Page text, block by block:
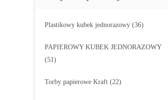
Plastikowy kubek jednorazowy (36)
PAPIEROWY KUBEK JEDNORAZOWY
(51)
Torby papierowe Kraft (22)